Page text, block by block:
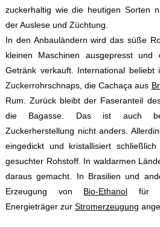
zuckerhaltig wie die heutigen Sorten
der Auslese und Züchtung.
In den Anbauländern wird das süße
kleinen Maschinen ausgepresst
Getränk verkauft. International
Zuckerrohrschnaps, die Cachaça aus
Rum. Zurück bleibt der Faseranteil
die Bagasse. Das ist auch
Zuckerherstellung nicht anders.
eingedickt und kristallisiert
gesuchter Rohstoff. In waldarmen
daraus gemacht. In Brasilien und
Erzeugung von Bio-Ethanol für
Energieträger zur Stromerzeugung